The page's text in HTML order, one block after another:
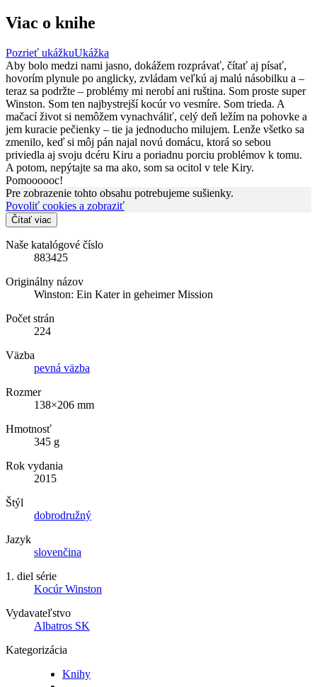
Viac o knihe
Pozrieť ukážkuUkážka
Aby bolo medzi nami jasno, dokážem rozprávať, čítať aj písať,
hovorím plynule po anglicky, zvládam veľkú aj malú násobilku a –
teraz sa podržte – problémy mi nerobí ani ruština. Som proste super
Winston. Som ten najbystrejší kocúr vo vesmíre. Som trieda. A
mačací život si nemôžem vynachváliť, celý deň ležím na pohovke a
jem kuracie pečienky – tie ja jednoducho milujem. Lenže všetko sa
zmenilo, keď si môj pán najal novú domácu, ktorá so sebou
priviedla aj svoju dcéru Kiru a poriadnu porciu problémov k tomu.
A potom, nepýtajte sa ma ako, som sa ocitol v tele Kiry.
Pomoooooc!
Pre zobrazenie tohto obsahu potrebujeme sušienky.
Povoliť cookies a zobraziť
Čítať viac
Naše katalógové číslo
883425
Originálny názov
Winston: Ein Kater in geheimer Mission
Počet strán
224
Väzba
pevná väzba
Rozmer
138×206 mm
Hmotnosť
345 g
Rok vydania
2015
Štýl
dobrodružný
Jazyk
slovenčina
1. diel série
Kocúr Winston
Vydavateľstvo
Albatros SK
Kategorizácia
Knihy